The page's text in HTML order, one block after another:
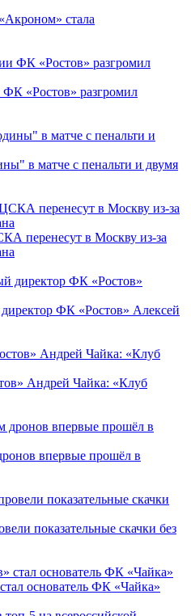
стала
«Ростов» разгромил
в матче с пенальти и двумя
перенесут в Москву из-за
ФК «Ростов» Алексей
Андрей Чайка: «Клуб
впервые прошёл в
показательные скачки без
основатель ФК «Чайка»